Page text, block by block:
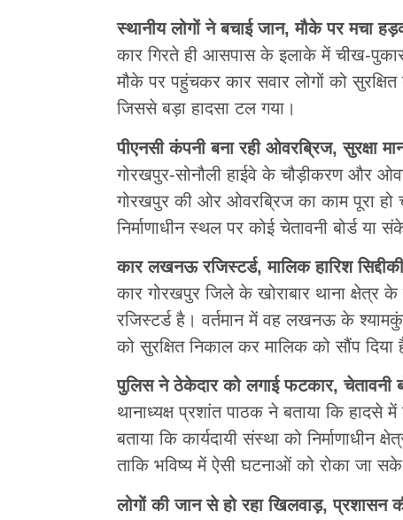
स्थानीय लोगों ने बचाई जान, मौके पर मचा
कार गिरते ही आसपास के इलाके में चीख-
मौके पर पहुंचकर कार सवार लोगों को
जिससे बड़ा हादसा टल गया।
पीएनसी कंपनी बना रही ओवरब्रिज, सुरक्षा
गोरखपुर-सोनौली हाईवे के चौड़ीकरण और
गोरखपुर की ओर ओवरब्रिज का काम पूरा हो
निर्माणाधीन स्थल पर कोई चेतावनी बोर्ड
कार लखनऊ रजिस्टर्ड, मालिक हारिश
कार गोरखपुर जिले के खोराबार थाना क्षेत्र के
रजिस्टर्ड है। वर्तमान में वह लखनऊ के
को सुरक्षित निकाल कर मालिक को सौंप दिया
पुलिस ने ठेकेदार को लगाई फटकार, चेतावनी
थानाध्यक्ष प्रशांत पाठक ने बताया कि
बताया कि कार्यदायी संस्था को निर्माणाधीन
ताकि भविष्य में ऐसी घटनाओं को रोका जा
लोगों की जान से हो रहा खिलवाड़, प्रशासन